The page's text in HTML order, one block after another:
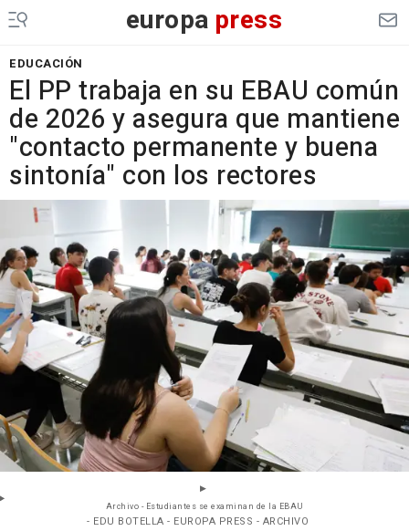
europa press
EDUCACIÓN
El PP trabaja en su EBAU común
de 2026 y asegura que mantiene
"contacto permanente y buena
sintonía" con los rectores
Archivo - Estudiantes se examinan de la EBAU
- EDU BOTELLA - EUROPA PRESS - ARCHIVO